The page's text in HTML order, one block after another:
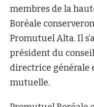
membres de la
Boréale
Promutuel Alta. Il
président du
directrice générale
mutuelle.